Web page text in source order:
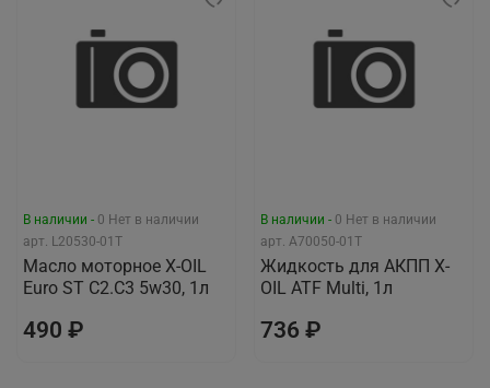
В наличии - 0 Нет в наличии
арт. L20530-01T
Масло моторное X-OIL
Euro ST C2.C3 5w30, 1л
490 ₽
В наличии - 0 Нет в наличии
арт. A70050-01T
Жидкость для АКПП X-
OIL ATF Multi, 1л
736 ₽